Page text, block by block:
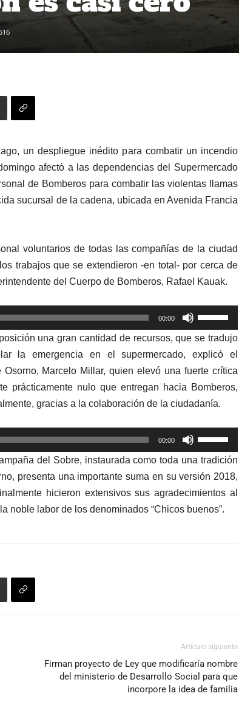
un despliegue inédito para combatir un incendio
afectó a las dependencias del Supermercado
de Bomberos para combatir las violentas llamas
sucursal de la cadena, ubicada en Avenida Francia
voluntarios de todas las compañías de la ciudad
trabajos que se extendieron -en total- por cerca de
del Cuerpo de Bomberos, Rafael Kauak.
00:00
las
teclas
de
flecha
arriba/abajo
para
o
disminuir
el
una gran cantidad de recursos, que se tradujo
la emergencia en el supermercado, explicó el
Marcelo Millar, quien elevó una fuerte crítica
prácticamente nulo que entregan hacia Bomberos,
gracias a la colaboración de la ciudadanía.
00:00
las
teclas
de
flecha
arriba/abajo
del Sobre, instaurada como toda una tradición
presenta una importante suma en su versión 2018,
hicieron extensivos sus agradecimientos al
noble labor de los denominados “Chicos buenos”.
Artículo siguiente
Firman proyecto de Ley que modificaría nombre
del ministerio de Desarrollo Social para que
incorpore la idea de familia